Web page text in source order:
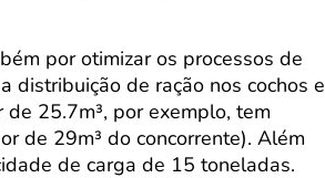
por otimizar os processos de
distribuição de ração nos cochos e
25.7m³, por exemplo, tem
de 29m³ do concorrente). Além
de carga de 15 toneladas.